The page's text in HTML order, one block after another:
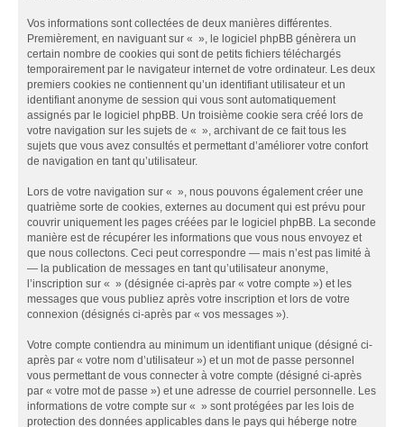
Vos informations sont collectées de deux manières différentes.
Premièrement, en naviguant sur « », le logiciel phpBB génèrera un
certain nombre de cookies qui sont de petits fichiers téléchargés
temporairement par le navigateur internet de votre ordinateur. Les deux
premiers cookies ne contiennent qu’un identifiant utilisateur et un
identifiant anonyme de session qui vous sont automatiquement
assignés par le logiciel phpBB. Un troisième cookie sera créé lors de
votre navigation sur les sujets de « », archivant de ce fait tous les
sujets que vous avez consultés et permettant d’améliorer votre confort
de navigation en tant qu’utilisateur.
Lors de votre navigation sur « », nous pouvons également créer une
quatrième sorte de cookies, externes au document qui est prévu pour
couvrir uniquement les pages créées par le logiciel phpBB. La seconde
manière est de récupérer les informations que vous nous envoyez et
que nous collectons. Ceci peut correspondre — mais n’est pas limité à
— la publication de messages en tant qu’utilisateur anonyme,
l’inscription sur « » (désignée ci-après par « votre compte ») et les
messages que vous publiez après votre inscription et lors de votre
connexion (désignés ci-après par « vos messages »).
Votre compte contiendra au minimum un identifiant unique (désigné ci-
après par « votre nom d’utilisateur ») et un mot de passe personnel
vous permettant de vous connecter à votre compte (désigné ci-après
par « votre mot de passe ») et une adresse de courriel personnelle. Les
informations de votre compte sur « » sont protégées par les lois de
protection des données applicables dans le pays qui héberge notre